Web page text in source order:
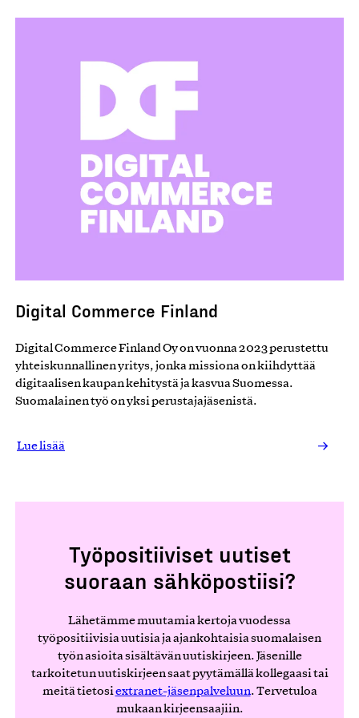
Digital Commerce Finland
Digital Commerce Finland Oy on vuonna 2023 perustettu
yhteiskunnallinen yritys, jonka missiona on kiihdyttää
digitaalisen kaupan kehitystä ja kasvua Suomessa.
Suomalainen työ on yksi perustajajäsenistä.
Lue lisää
Työpositiiviset uutiset
suoraan sähköpostiisi?
Lähetämme muutamia kertoja vuodessa
työpositiivisia uutisia ja ajankohtaisia suomalaisen
työn asioita sisältävän uutiskirjeen. Jäsenille
tarkoitetun uutiskirjeen saat pyytämällä kollegaasi tai
meitä tietosiextranet-jäsenpalveluun. Tervetuloa
mukaan kirjeensaajiin.